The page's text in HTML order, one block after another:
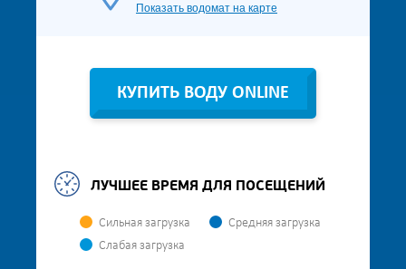
Показать водомат на карте
КУПИТЬ ВОДУ ONLINE
ЛУЧШЕЕ ВРЕМЯ ДЛЯ ПОСЕЩЕНИЙ
Сильная загрузка
Средняя загрузка
Слабая загрузка